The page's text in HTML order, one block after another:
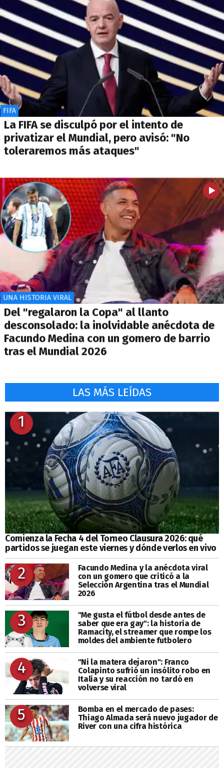
FIFA
La FIFA se disculpó por el intento de
privatizar el Mundial, pero avisó: "No
toleraremos más ataques"
UNA HISTORIA VIRAL
Del "regalaron la Copa" al llanto
desconsolado: la inolvidable anécdota de
Facundo Medina con un gomero de barrio
tras el Mundial 2026
LAS MÁS LEÍDAS
1
Comienza la Fecha 4 del Torneo Clausura 2026: qué
partidos se juegan este viernes y dónde verlos en vivo
2
Facundo Medina y la anécdota viral
con un gomero que criticó a la
Selección Argentina tras el Mundial
2026
3
"Me gusta el fútbol desde antes de
saber que era gay": la historia de
Ramacity, el streamer que rompe los
moldes del ambiente futbolero
4
"Ni la matera dejaron": Franco
Colapinto sufrió un insólito robo en
Italia y su reacción no tardó en
volverse viral
5
Bomba en el mercado de pases:
Thiago Almada será nuevo jugador de
River con una cifra histórica